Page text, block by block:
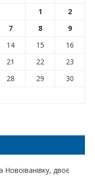
1
2
7 8
9
14 15
16
21 22
23
28 29
30
двоє